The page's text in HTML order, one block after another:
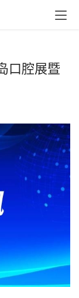
口腔展暨